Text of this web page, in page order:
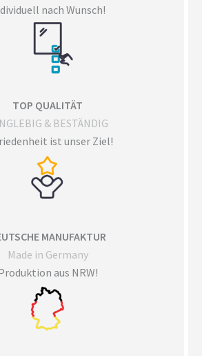
nach Wunsch!
TOP QUALITÄT
& BESTÄNDIG
ist unser Ziel!
MANUFAKTUR
Made in Germany
aus NRW!